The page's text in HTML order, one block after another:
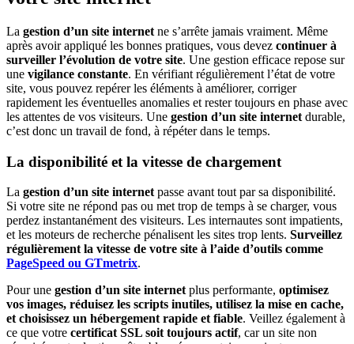
La gestion d’un site internet ne s’arrête jamais vraiment. Même
après avoir appliqué les bonnes pratiques, vous devez continuer à
surveiller l’évolution de votre site. Une gestion efficace repose sur
une vigilance constante. En vérifiant régulièrement l’état de votre
site, vous pouvez repérer les éléments à améliorer, corriger
rapidement les éventuelles anomalies et rester toujours en phase avec
les attentes de vos visiteurs. Une gestion d’un site internet durable,
c’est donc un travail de fond, à répéter dans le temps.
La disponibilité et la vitesse de chargement
La gestion d’un site internet passe avant tout par sa disponibilité.
Si votre site ne répond pas ou met trop de temps à se charger, vous
perdez instantanément des visiteurs. Les internautes sont impatients,
et les moteurs de recherche pénalisent les sites trop lents. Surveillez
régulièrement la vitesse de votre site à l’aide d’outils comme
PageSpeed ou GTmetrix.
Pour une gestion d’un site internet plus performante, optimisez
vos images, réduisez les scripts inutiles, utilisez la mise en cache,
et choisissez un hébergement rapide et fiable. Veillez également à
ce que votre certificat SSL soit toujours actif, car un site non